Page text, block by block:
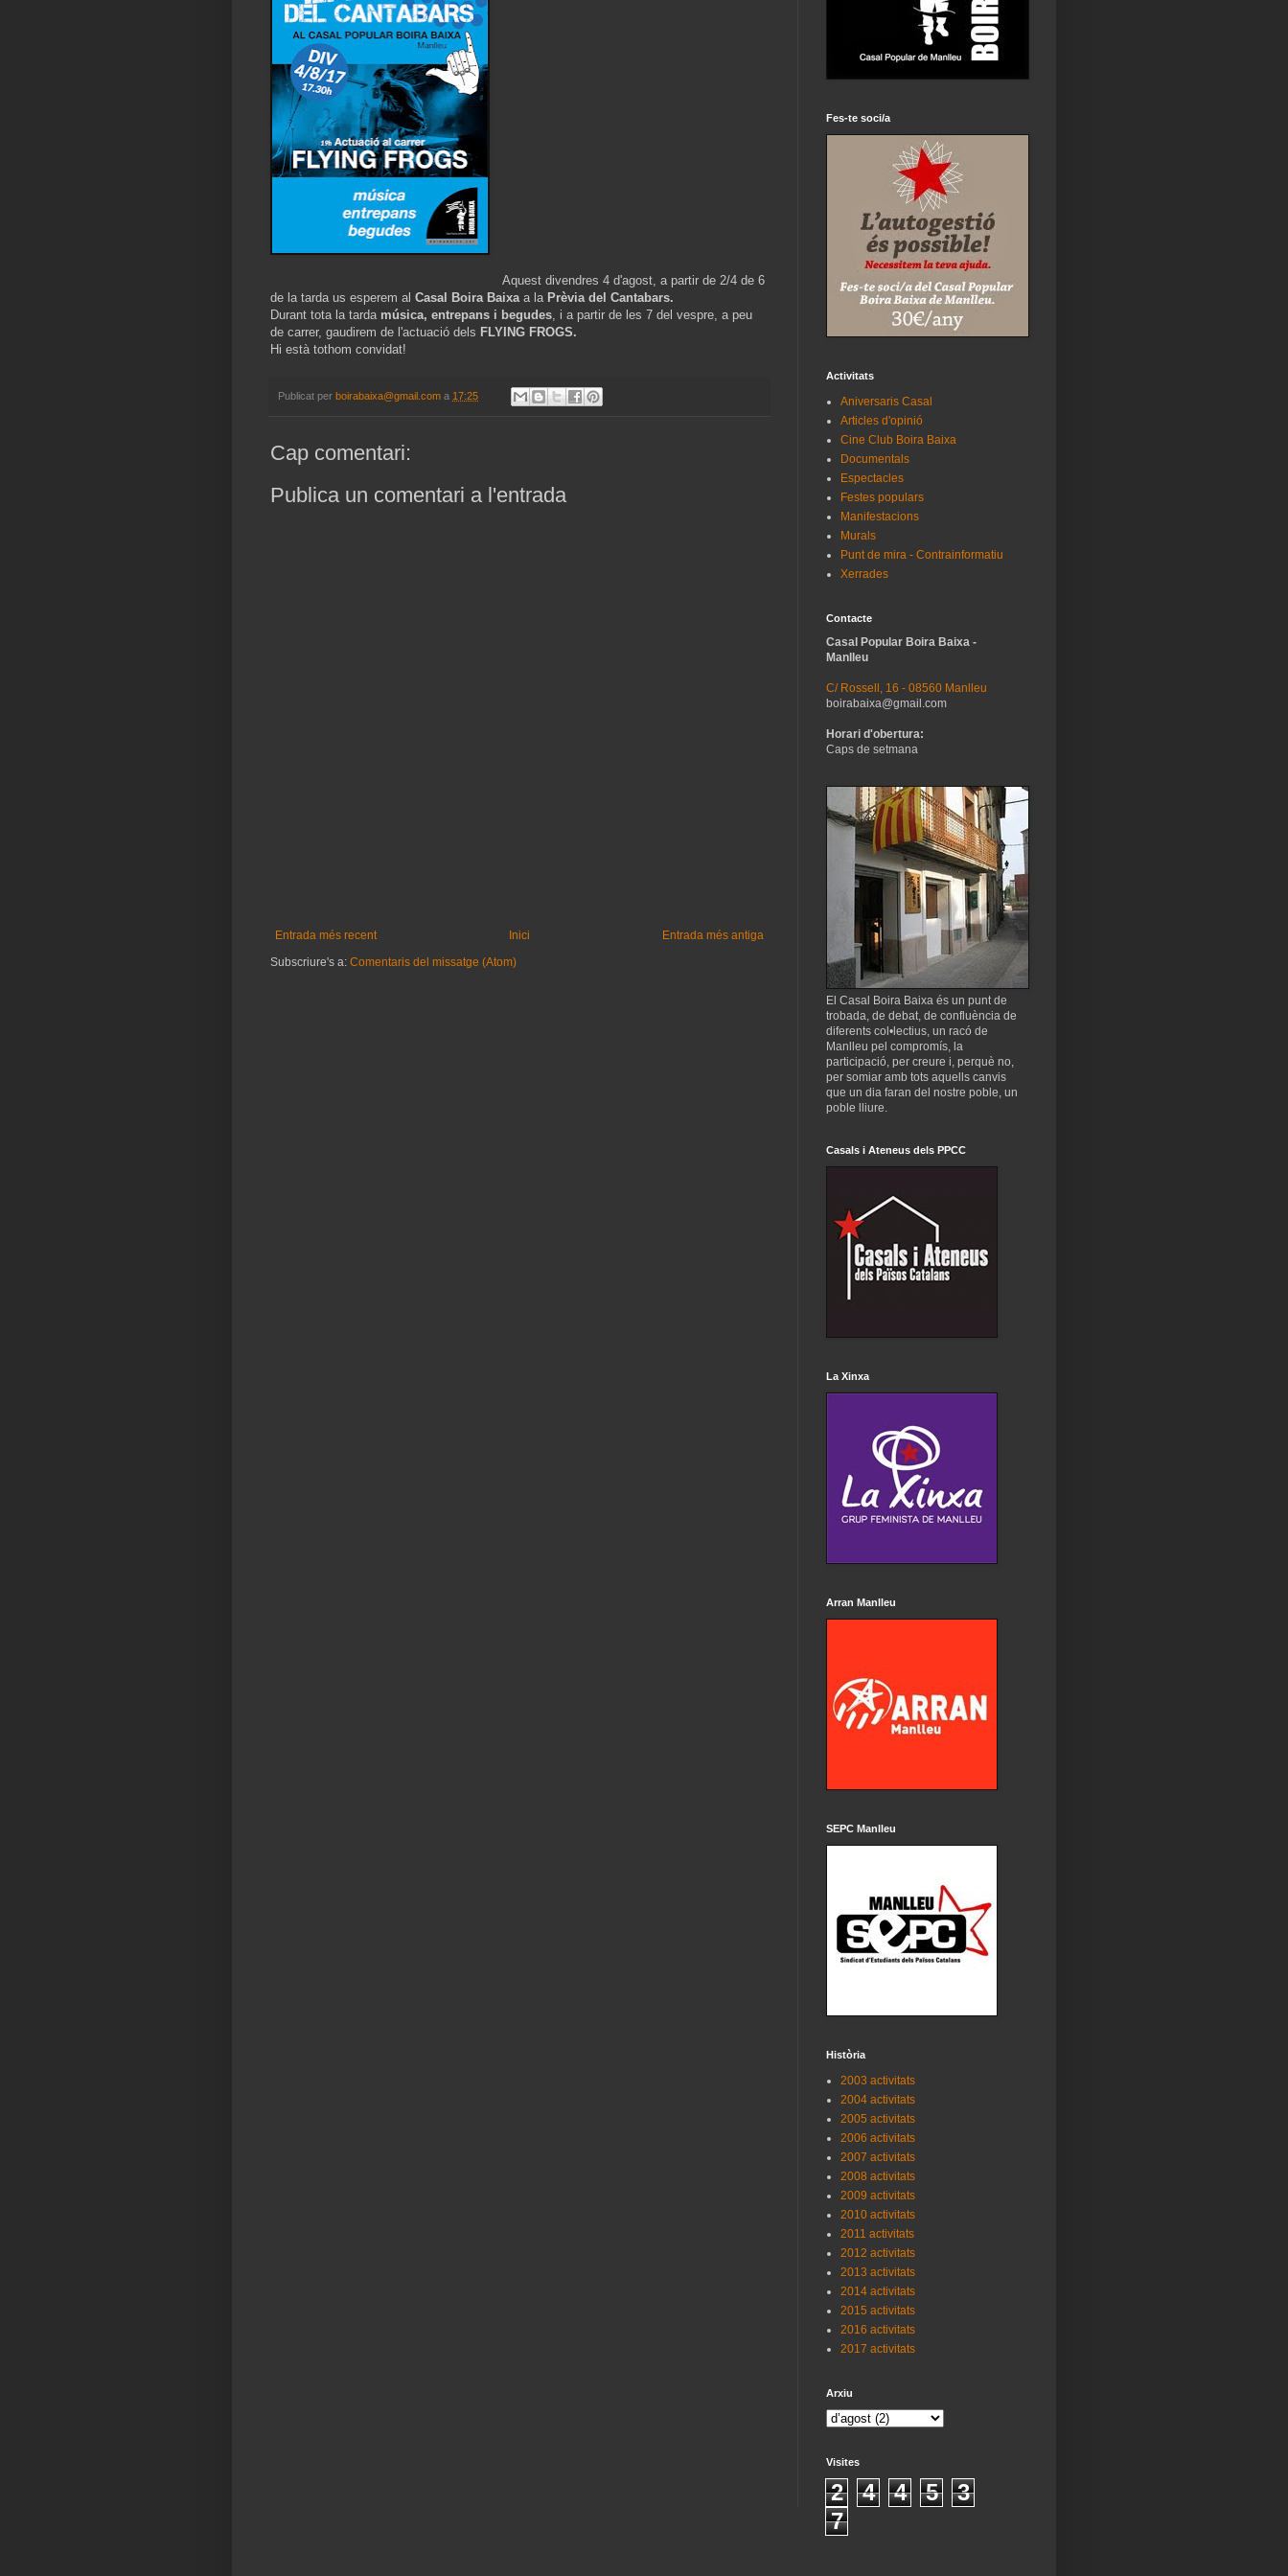
Aquest divendres 4 d'agost, a partir de 2/4 de 6
de la tarda us esperem al Casal Boira Baixaa la Prèvia del Cantabars.
Durant tota la tarda música, entrepans i begudes, i a partir de les 7 del vespre, a peu
de carrer, gaudirem de l'actuació dels FLYING FROGS.
Hi està tothom convidat!
Publicat per boirabaixa@gmail.com a 17:25
Cap comentari:
Publica un comentari a l'entrada
Entrada més recent Entrada més antiga
Inici
Subscriure's a: Comentaris del missatge (Atom)
Fes-te soci/a
Activitats
Aniversaris Casal
Articles d'opinió
Cine Club Boira Baixa
Documentals
Espectacles
Festes populars
Manifestacions
Murals
Punt de mira - Contrainformatiu
Xerrades
Contacte
Casal Popular Boira Baixa -
Manlleu
C/ Rossell, 16 - 08560 Manlleu
boirabaixa@gmail.com
Horari d'obertura:
Caps de setmana
El Casal Boira Baixa és un punt de
trobada, de debat, de confluència de
diferents col•lectius, un racó de
Manlleu pel compromís, la
participació, per creure i, perquè no,
per somiar amb tots aquells canvis
que un dia faran del nostre poble, un
poble lliure.
Casals i Ateneus dels PPCC
La Xinxa
Arran Manlleu
SEPC Manlleu
Història
2003 activitats
2004 activitats
2005 activitats
2006 activitats
2007 activitats
2008 activitats
2009 activitats
2010 activitats
2011 activitats
2012 activitats
2013 activitats
2014 activitats
2015 activitats
2016 activitats
2017 activitats
Arxiu
Visites
2 4 4 5
3
7